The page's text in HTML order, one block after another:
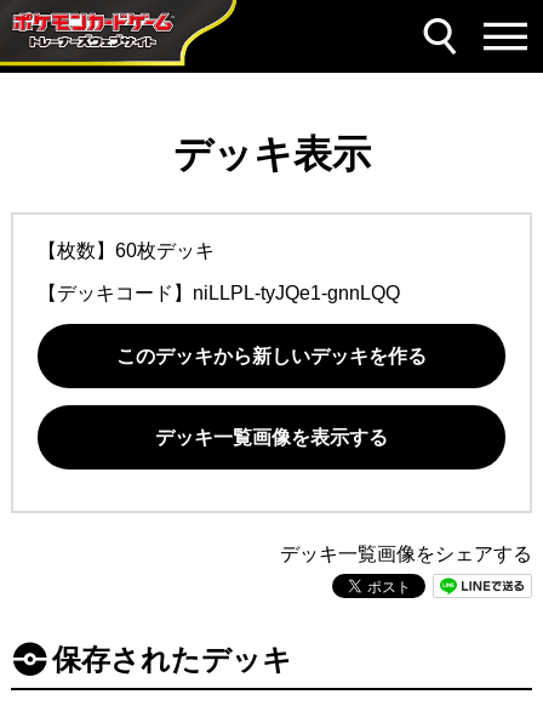
デッキ表示
【枚数】60枚デッキ
【デッキコード】 niLLPL-tyJQe1-gnnLQQ
このデッキから新しいデッキを作る
デッキ一覧画像を表示する
デッキ一覧画像をシェアする
保存されたデッキ